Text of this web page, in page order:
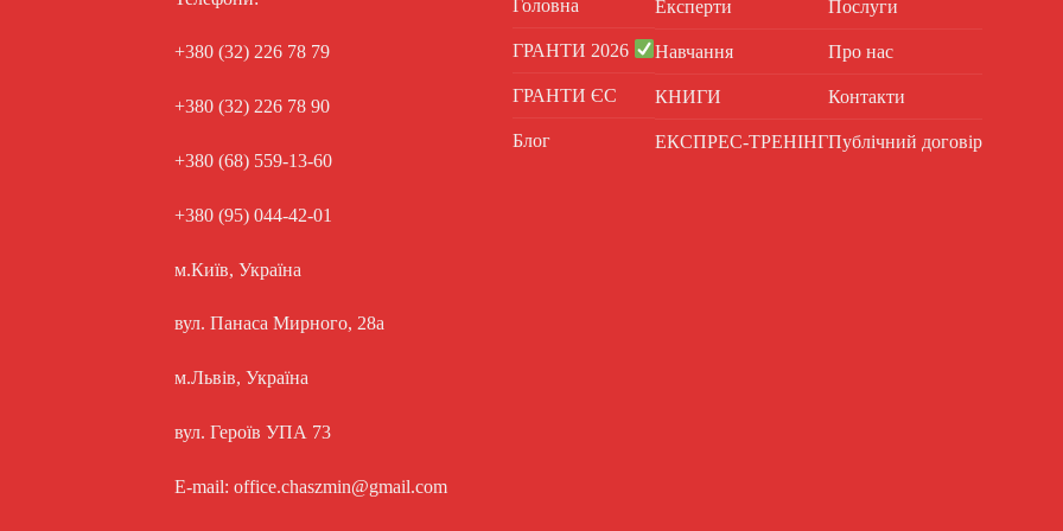
+380 (32) 226 78 79
+380 (32) 226 78 90
+380 (68) 559-13-60
+380 (95) 044-42-01
м.Київ, Україна
вул. Панаса Мирного, 28а
м.Львів, Україна
вул. Героїв УПА 73
E-mail: office.chaszmin@gmail.com
Головна
ГРАНТИ 2026
ГРАНТИ ЄС
Блог
Експерти
Навчання
КНИГИ
ЕКСПРЕС-ТРЕНІНГ
Послуги
Про нас
Контакти
Публічний договір